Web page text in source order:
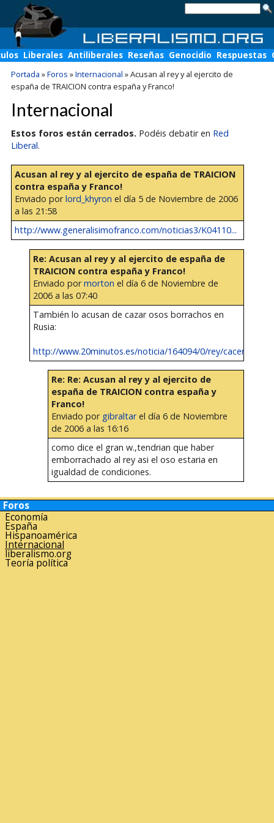
Liberales Antiliberales Reseñas Genocidio Respuestas
Portada »Foros »Internacional »Acusan al rey y al ejercito de
españa de TRAICION contra españa y Franco!
Internacional
Estos foros están cerrados. Podéis debatir en Red
Liberal.
Acusan al rey y al ejercito de españa de TRAICION
contra españa y Franco!
Enviado porlord_khyron el día 5 de Noviembre de 2006
a las 21:58
http://www.generalisimofranco.com/noticias3/K04110...
Re: Acusan al rey y al ejercito de españa de
TRAICION contra españa y Franco!
Enviado pormorton el día 6 de Noviembre de
2006 a las 07:40
También lo acusan de cazar osos borrachos en
Rusia:
http://www.20minutos.es/noticia/164094/0/rey/cacer...
Re: Re: Acusan al rey y al ejercito de
españa de TRAICION contra españa y
Franco!
Enviado por gibraltarel día 6 de Noviembre
de 2006 a las 16:16
como dice el gran w.,tendrian que haber
emborrachado al rey asi el oso estaria en
igualdad de condiciones.
Foros
Economía
España
Hispanoamérica
Internacional
liberalismo.org
Teoría política